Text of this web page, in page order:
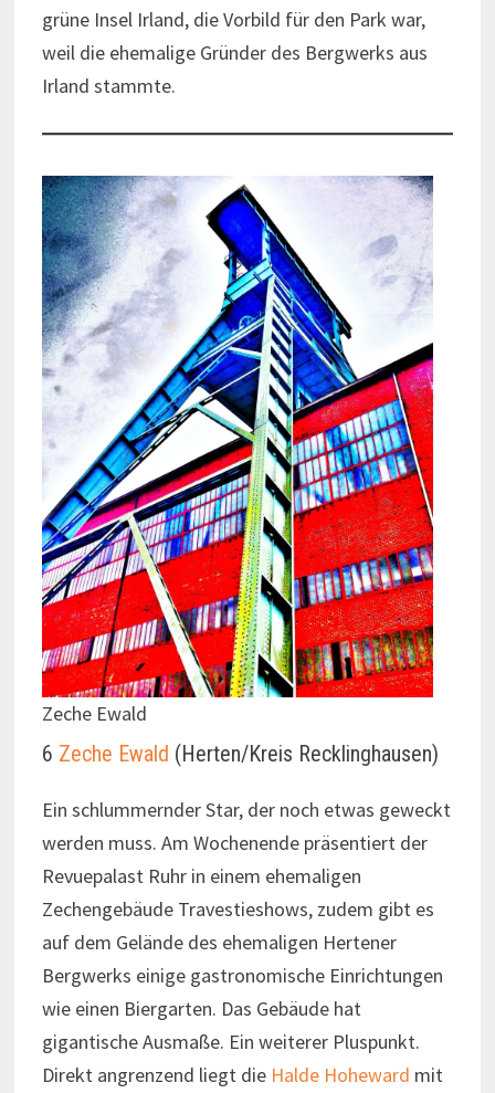
grüne Insel Irland, die Vorbild für den Park war,
weil die ehemalige Gründer des Bergwerks aus
Irland stammte.
Zeche Ewald
6 Zeche Ewald (Herten/Kreis Recklinghausen)
Ein schlummernder Star, der noch etwas geweckt
werden muss. Am Wochenende präsentiert der
Revuepalast Ruhr in einem ehemaligen
Zechengebäude Travestieshows, zudem gibt es
auf dem Gelände des ehemaligen Hertener
Bergwerks einige gastronomische Einrichtungen
wie einen Biergarten. Das Gebäude hat
gigantische Ausmaße. Ein weiterer Pluspunkt.
Direkt angrenzend liegt die Halde Hoheward mit